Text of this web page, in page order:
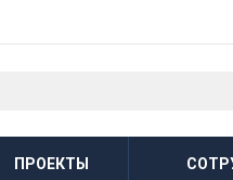
ПРОЕКТЫ